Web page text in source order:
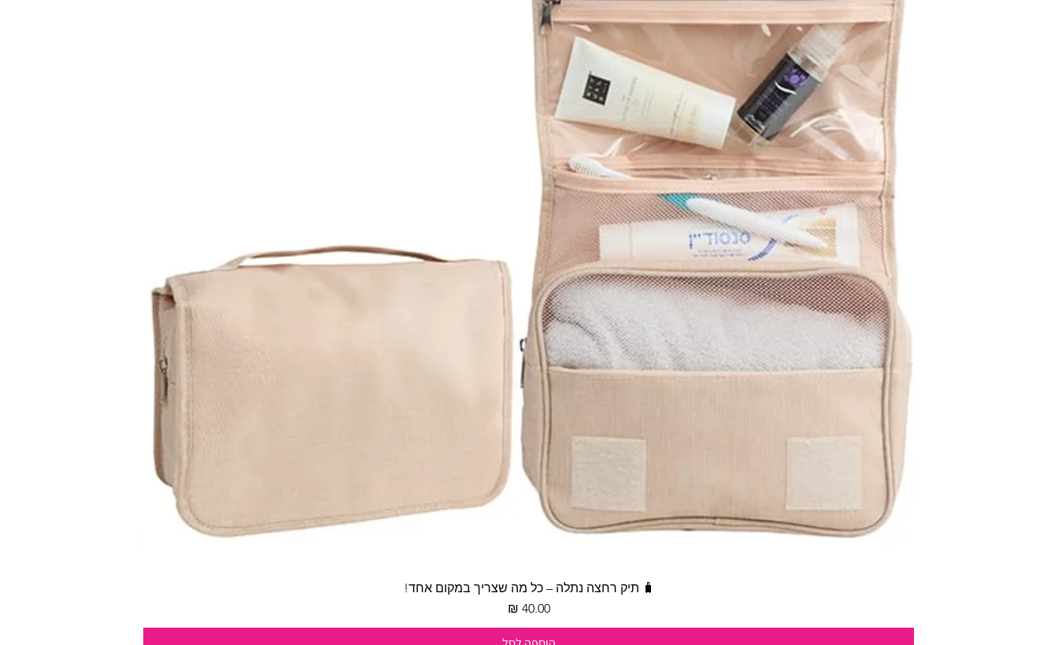
תצוגה מהירה
🧳 תיק רחצה נתלה – כל מה שצריך במקום אחד!
מחיר